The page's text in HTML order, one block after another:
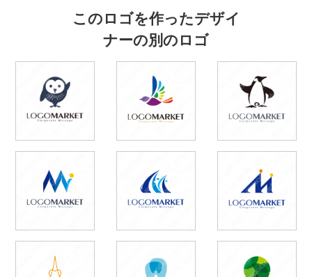
このロゴを作ったデザイ
ナーの別のロゴ